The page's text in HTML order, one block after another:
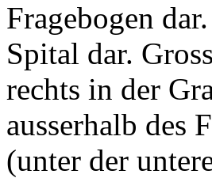
Fragebogen
Spital dar.
rechts in der
ausserhalb des
(unter der